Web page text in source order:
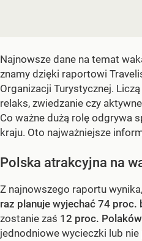
Najnowsze dane na temat
znamy dzięki raportowi
Organizacji Turystycznej.
relaks, zwiedzanie czy
Co ważne dużą rolę odgrywa
kraju. Oto najważniejsze
Polska atrakcyjna na
Z najnowszego raportu
raz planuje wyjechać 74 proc.
zostanie zaś 1 2 proc.
jednodniowe wycieczki lub